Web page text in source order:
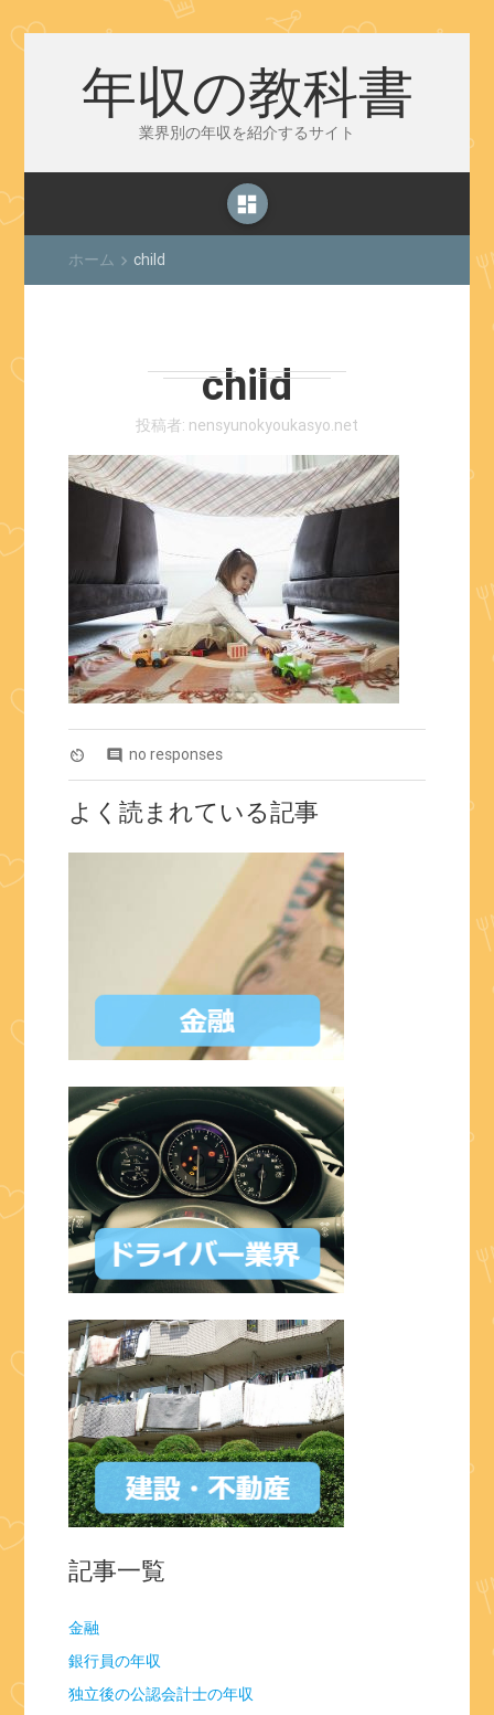
年収の教科書
業界別の年収を紹介するサイト
dashboard
ホーム keyboard_arrow_right child
child
投稿者: nensyunokyoukasyo.net
av_timer comment no responses
よく読まれている記事
記事一覧
金融
銀行員の年収
独立後の公認会計士の年収